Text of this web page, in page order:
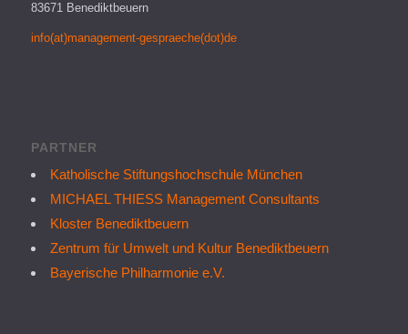
83671 Benediktbeuern
info(at)management-gespraeche(dot)de
PARTNER
Katholische Stiftungshochschule München
MICHAEL THIESS Management Consultants
Kloster Benediktbeuern
Zentrum für Umwelt und Kultur Benediktbeuern
Bayerische Philharmonie e.V.